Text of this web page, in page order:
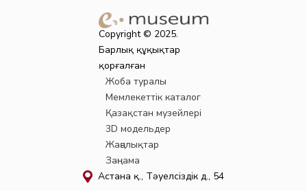
Copyright © 2025.
Барлық құқықтар
қорғалған
Жоба туралы
Мемлекеттік каталог
Қазақстан музейлері
3D модельдер
Жаңалықтар
Заңнама
Астана қ., Тәуелсіздік д., 54